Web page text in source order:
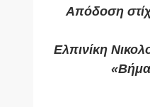
Απόδοση
Ελπινίκη